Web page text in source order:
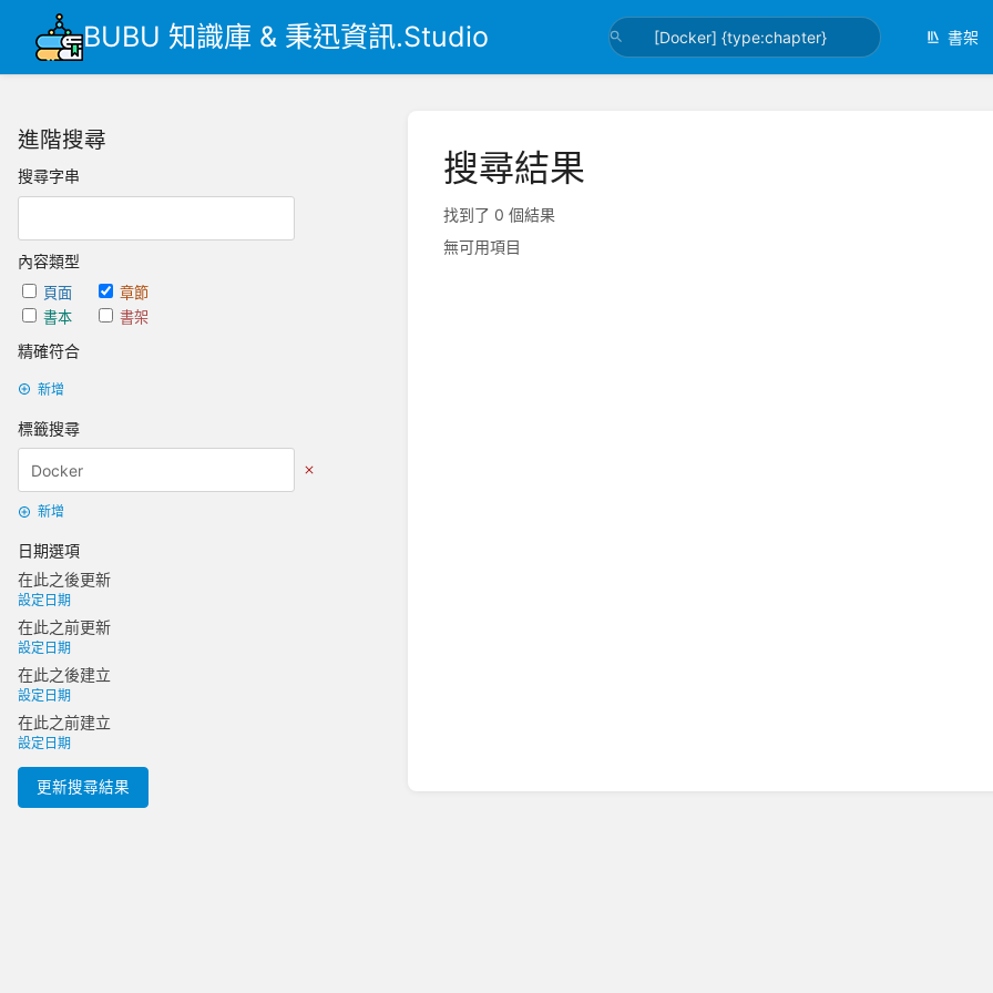
BUBU 知識庫 & 秉迅資訊.Studio 書架
進階搜尋
搜尋字串
內容類型
頁面
章節
書本
書架
精確符合
新增
標籤搜尋
新增
日期選項
在此之後更新
設定日期
在此之前更新
設定日期
在此之後建立
設定日期
在此之前建立
設定日期
更新搜尋結果
搜尋結果
找到了 0 個結果
無可用項目